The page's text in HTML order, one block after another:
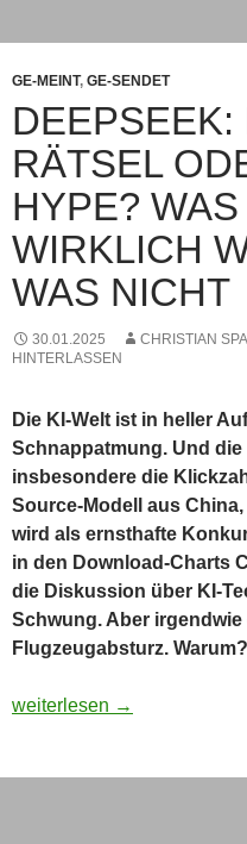
GE-MEINT, GE-SENDET
RÄTSEL
HYPE?
WIRKLICH
WAS NICHT
30.01.2025 CHRISTIAN
HINTERLASSEN
Die KI-Welt ist in heller
Schnappatmung. Und
insbesondere die
Source-Modell aus
wird als ernsthafte
in den Download-Charts
die Diskussion über KI-
Schwung. Aber
Flugzeugabsturz.
DeepSeek: Revolution,
weiterlesen →